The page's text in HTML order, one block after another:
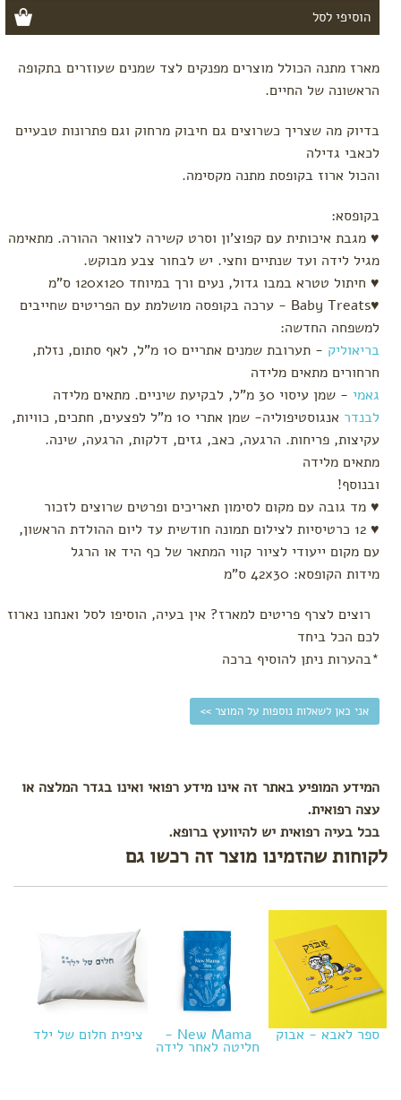
מתנות
לסבתא
וסבא
מתנות
לתאומים
נמכרים
מארזי
בייבי טבע
מתנות
לעצמך
ערכות
מארז מתנה הכולל מוצרים מפנקים לצד שמנים שעוזרים בתקופה
הראשונה של החיים.
בדיוק מה שצריך כשרוצים גם חיבוק מרחוק וגם פתרונות טבעיים
לכאבי גדילה
והכול ארוז בקופסת מתנה מקסימה.
בקופסא:
♥ מגבת איכותית עם קפוצ'ון וסרט קשירה לצוואר ההורה. מתאימה
מגיל לידה ועד שנתיים וחצי. יש לבחור צבע מבוקש.
♥ חיתול טטרא במבו גדול, נעים ורך במיוחד 120x120 ס"מ
♥Baby Treats - ערכה בקופסה מושלמת עם הפריטים שחייבים
למשפחה החדשה:
בריאוליק
- תערובת שמנים אתריים 10 מ"ל, לאף סתום, נזלת,
חרחורים מתאים מלידה
גאמי - שמן עיסוי 30 מ"ל, לבקיעת שיניים. מתאים מלידה
לבנדר
אנגוסטיפוליה- שמן אתרי 10 מ"ל לפצעים, חתכים, כוויות,
עקיצות, פריחות. הרגעה, כאב, גזים, דלקות, הרגעה, שינה.
מתאים מלידה
ובנוסף!
♥ מד גובה עם מקום לסימון תאריכים ופרטים שרוצים לזכור
♥ 12 כרטיסיות לצילום תמונה חודשית עד ליום ההולדת הראשון,
עם מקום ייעודי לציור קווי המתאר של כף היד או הרגל
מידות הקופסא: 42x30 ס"מ
רוצים לצרף פריטים למארז? אין בעיה, הוסיפו לסל ואנחנו נארוז
לכם הכל ביחד
*בהערות ניתן להוסיף ברכה
אני כאן לשאלות נוספות על המוצר >>
המידע המופיע באתר זה אינו מידע רפואי ואינו בגדר המלצה או
עצה רפואית.
בכל בעיה רפואית יש להיוועץ ברופא.
לקוחות שהזמינו מוצר זה רכשו גם
ספר לאבא - אבוק New Mama -
חליטה לאחר לידה
ציפית חלום של ילד